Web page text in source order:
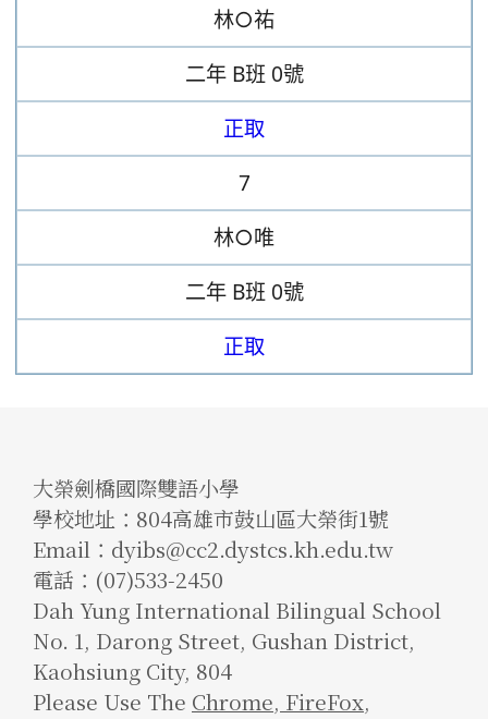
林○祐
二年 B班 0號
正取
7
林○唯
二年 B班 0號
正取
大榮劍橋國際雙語小學
學校地址：804高雄市鼓山區大榮街1號
Email：dyibs@cc2.dystcs.kh.edu.tw
電話：(07)533-2450
Dah Yung International Bilingual School
No. 1, Darong Street, Gushan District,
Kaohsiung City, 804
Please Use The Chrome, FireFox,